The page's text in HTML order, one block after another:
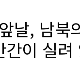
날, 남북
이 실려